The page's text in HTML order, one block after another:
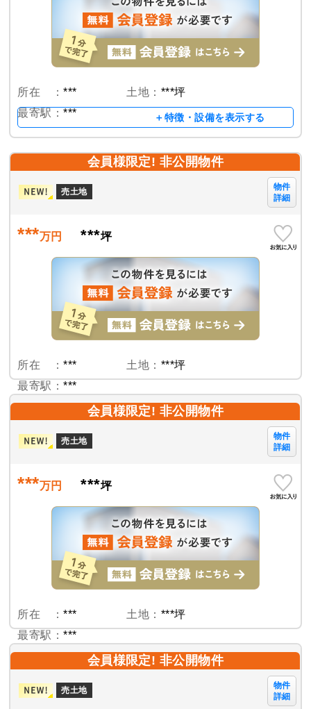
所在 ：***
最寄駅：***
土地： ***坪
＋特徴・設備を表示する
会員様限定! 非公開物件
売土地
物件
詳細
***万円 ***坪
所在 ：***
最寄駅：***
土地： ***坪
会員様限定! 非公開物件
売土地
物件
詳細
***万円 ***坪
所在 ：***
最寄駅：***
土地： ***坪
会員様限定! 非公開物件
売土地
物件
詳細